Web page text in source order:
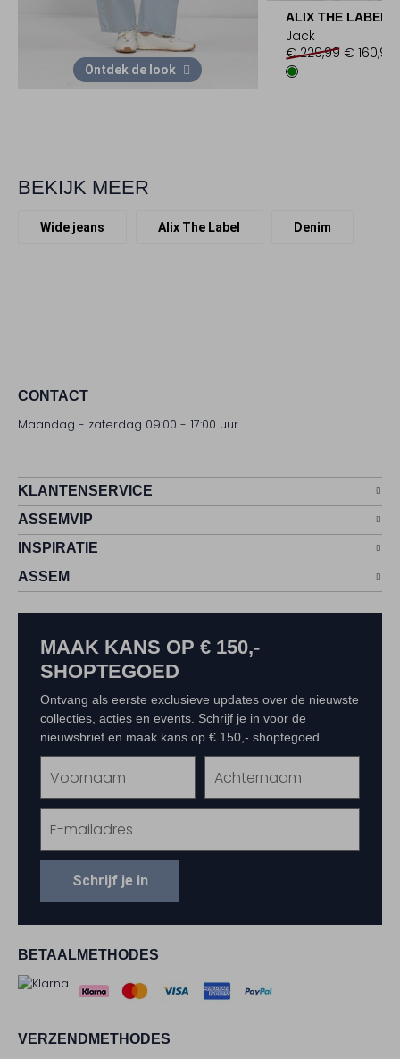
Ontdek de look
ALIX THE LABEL
Jack
€ 229,99 € 160,99
BEKIJK MEER
Wide jeans Alix The Label Denim
CONTACT
Maandag - zaterdag 09:00 - 17:00 uur
KLANTENSERVICE
ASSEMVIP
INSPIRATIE
ASSEM
BETAALMETHODES
VERZENDMETHODES
MAAK KANS OP € 150,-
SHOPTEGOED
Ontvang als eerste exclusieve updates over de nieuwste
collecties, acties en events. Schrijf je in voor de
nieuwsbrief en maak kans op € 150,- shoptegoed.
Schrijf je in